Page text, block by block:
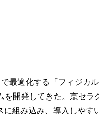
最適化する「フィジカ
開発してきた。京セラ
組み込み、導入しやす